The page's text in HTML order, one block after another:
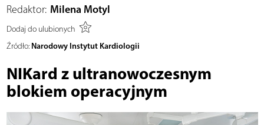
Redaktor: Milena Motyl
Dodaj do ulubionych
Źródło: Narodowy Instytut Kardiologii
NIKard z ultranowoczesnym
blokiem operacyjnym